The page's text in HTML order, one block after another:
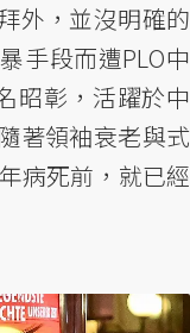
外，並沒明確的
手段而遭PLO中
昭彰，活躍於中
著領袖衰老與式
病死前，就已經